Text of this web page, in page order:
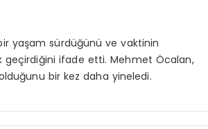
yaşam sürdüğünü ve vaktinin
geçirdiğini ifade etti. Mehmet Öcalan,
bir kez daha yineledi.